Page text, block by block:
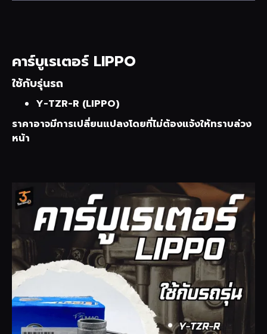
คาร์บูเรเตอร์ LIPPO
ใช้กับรุ่นรถ
Y-TZR-R (LIPPO)
ราคาอาจมีการเปลี่ยนแปลงโดยที่ไม่ต้องแจ้งให้ทราบล่วง
หน้า